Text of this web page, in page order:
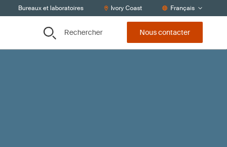
Bureaux et laboratoires Ivory Coast Français
Rechercher Nous contacter